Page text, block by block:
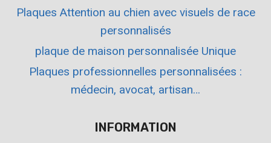
Plaques Attention au chien avec visuels de race
personnalisés
plaque de maison personnalisée Unique
Plaques professionnelles personnalisées :
médecin, avocat, artisan…
INFORMATION